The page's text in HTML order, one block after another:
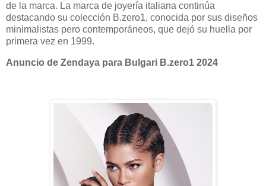
de la marca. La marca de joyería italiana continúa
destacando su colección B.zero1, conocida por sus diseños
minimalistas pero contemporáneos, que dejó su huella por
primera vez en 1999.
Anuncio de Zendaya para Bulgari B.zero1 2024